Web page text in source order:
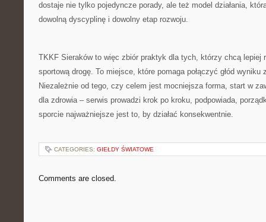
dostaje nie tylko pojedyncze porady, ale też model działania,
dowolną dyscyplinę i dowolny etap rozwoju.
TKKF Sieraków to więc zbiór praktyk dla tych, którzy chcą lepiej
sportową drogę. To miejsce, które pomaga połączyć głód
Niezależnie od tego, czy celem jest mocniejsza forma, start w
dla zdrowia – serwis prowadzi krok po kroku, podpowiada,
sporcie najważniejsze jest to, by działać konsekwentnie.
CATEGORIES: GIEŁDY ŚWIATOWE
Comments are closed.